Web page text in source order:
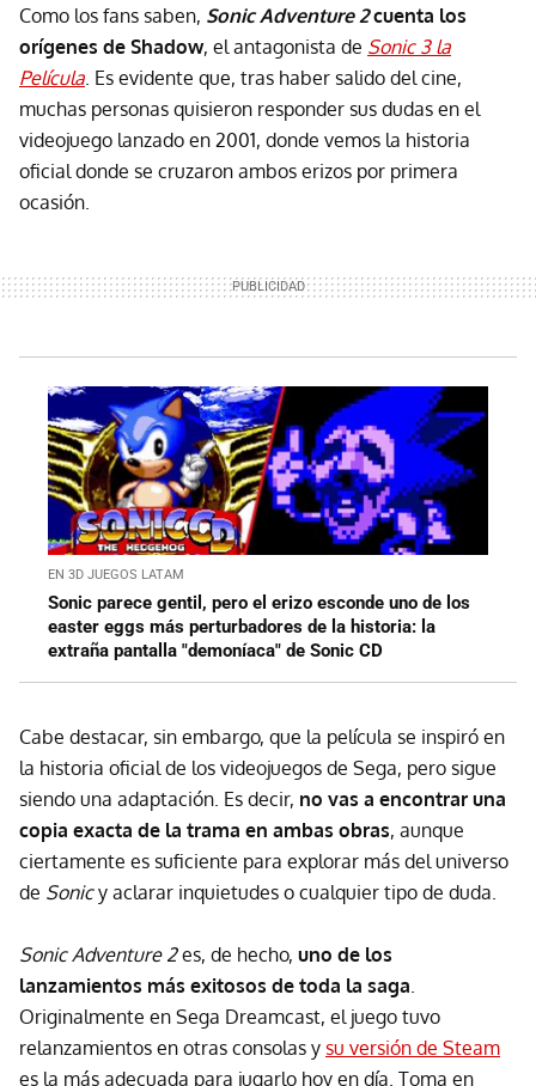
Como los fans saben, Sonic Adventure 2cuenta los
orígenes de Shadow, el antagonista de Sonic 3 la
Película. Es evidente que, tras haber salido del cine,
muchas personas quisieron responder sus dudas en el
videojuego lanzado en 2001, donde vemos la historia
oficial donde se cruzaron ambos erizos por primera
ocasión.
EN 3D JUEGOS LATAM
Sonic parece gentil, pero el erizo esconde uno de los
easter eggs más perturbadores de la historia: la
extraña pantalla "demoníaca" de Sonic CD
Cabe destacar, sin embargo, que la película se inspiró en
la historia oficial de los videojuegos de Sega, pero sigue
siendo una adaptación. Es decir, no vas a encontrar una
copia exacta de la trama en ambas obras, aunque
ciertamente es suficiente para explorar más del universo
de Sonicy aclarar inquietudes o cualquier tipo de duda.
Sonic Adventure 2es, de hecho, uno de los
lanzamientos más exitosos de toda la saga.
Originalmente en Sega Dreamcast, el juego tuvo
relanzamientos en otras consolas y su versión de Steam
es la más adecuada para jugarlo hoy en día. Toma en